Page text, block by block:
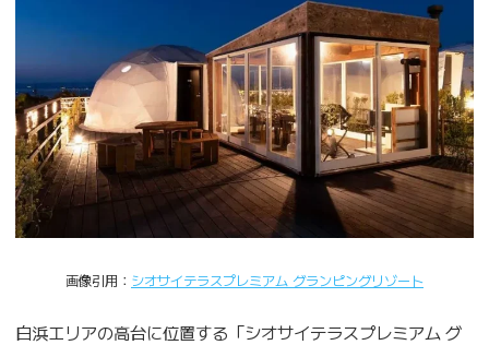
画像引用： シオサイテラスプレミアム グランピングリゾート
白浜エリアの高台に位置する「シオサイテラスプレミアム グ